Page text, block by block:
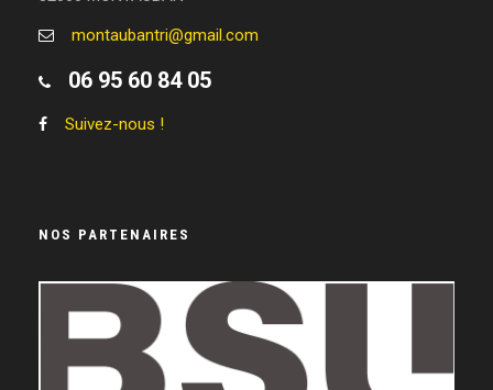
montaubantri@gmail.com
06 95 60 84 05
Suivez-nous !
NOS PARTENAIRES
LE RAYMOND
LEGEND WHEELS
VIVIPRINT
GASTON-SERVICE
RRUNNING
LISSAC OPTICIEN